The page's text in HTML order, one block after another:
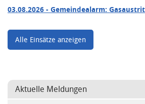
03.08.2026 - Gemeindealarm:
Alle Einsätze anzeigen
Aktuelle Meldungen